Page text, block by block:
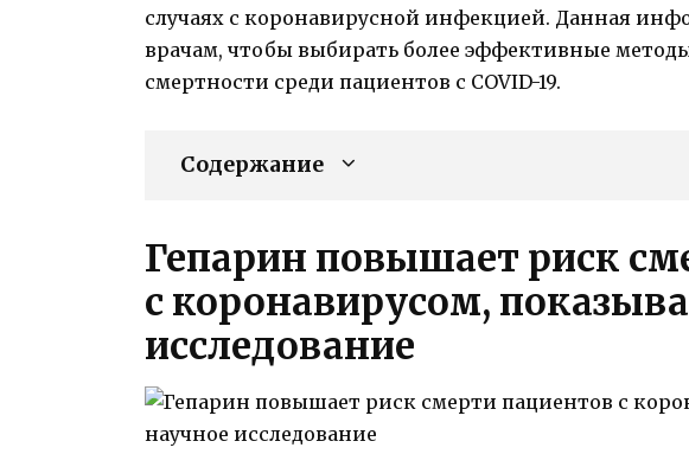
случаях с коронавирусной инфекцией. Данная
врачам, чтобы выбирать более эффективные
смертности среди пациентов с COVID-19.
Содержание
Гепарин повышает риск
с коронавирусом,
исследование